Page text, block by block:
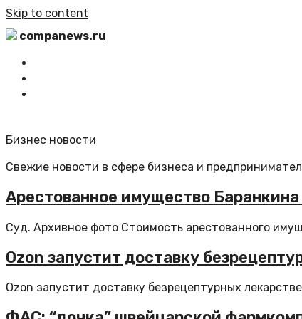
Skip to content
companews.ru
Бизнес новости
Свежие новости в сфере бизнеса и
Арестованное имущество
Cуд. Архивное фото Стоимость арестованного
Ozon запустит доставку
Ozon запустит доставку безрецептурных